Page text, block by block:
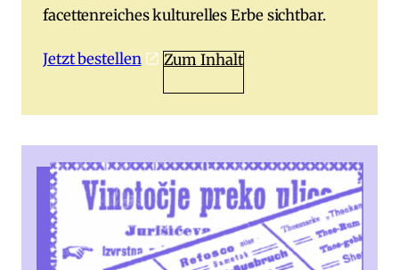
facettenreiches kulturelles Erbe sichtbar.
Jetzt bestellen Zum Inhalt